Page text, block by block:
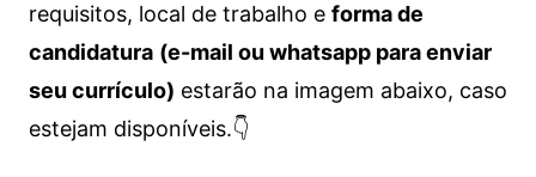
requisitos, local de trabalho e forma de
candidatura (e-mail ou whatsapp para enviar
seu currículo) estarão na imagem abaixo, caso
estejam disponíveis.👇